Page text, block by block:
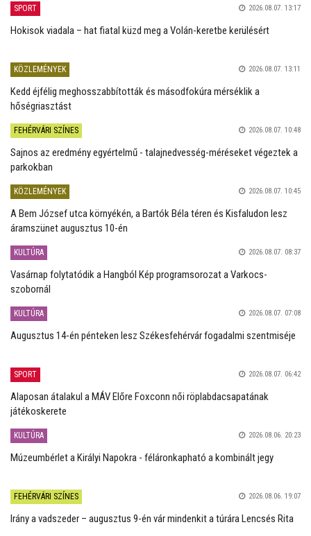
SPORT 2026.08.07. 13:17
Hokisok viadala – hat fiatal küzd meg a Volán-keretbe kerülésért
KÖZLEMÉNYEK 2026.08.07. 13:11
Kedd éjfélig meghosszabbították és másodfokúra mérséklik a
hőségriasztást
FEHÉRVÁRI SZÍNES 2026.08.07. 10:48
Sajnos az eredmény egyértelmű - talajnedvesség-méréseket végeztek a
parkokban
KÖZLEMÉNYEK 2026.08.07. 10:45
A Bem József utca környékén, a Bartók Béla téren és Kisfaludon lesz
áramszünet augusztus 10-én
KULTÚRA 2026.08.07. 08:37
Vasárnap folytatódik a Hangból Kép programsorozat a Varkocs-
szobornál
KULTÚRA 2026.08.07. 07:08
Augusztus 14-én pénteken lesz Székesfehérvár fogadalmi szentmiséje
SPORT 2026.08.07. 06:42
Alaposan átalakul a MÁV Előre Foxconn női röplabdacsapatának
játékoskerete
KULTÚRA 2026.08.06. 20:23
Múzeumbérlet a Királyi Napokra - féláronkapható a kombinált jegy
FEHÉRVÁRI SZÍNES 2026.08.06. 19:07
Irány a vadszeder – augusztus 9-én vár mindenkit a túrára Lencsés Rita